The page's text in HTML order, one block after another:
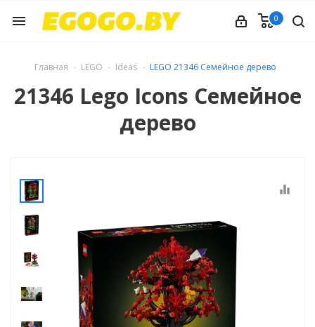
menu 0
Главная LEGO Ideas LEGO 21346 Семейное дерево
21346 Lego Icons Семейное
дерево
equalizer